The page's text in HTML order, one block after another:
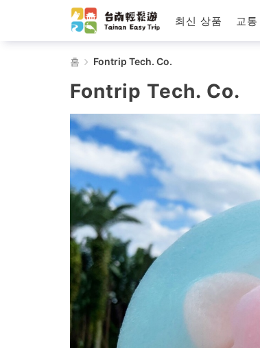
Fontrip
Tainan
최신 상품 교통
홈 Fontrip Tech. Co.
Fontrip Tech. Co.